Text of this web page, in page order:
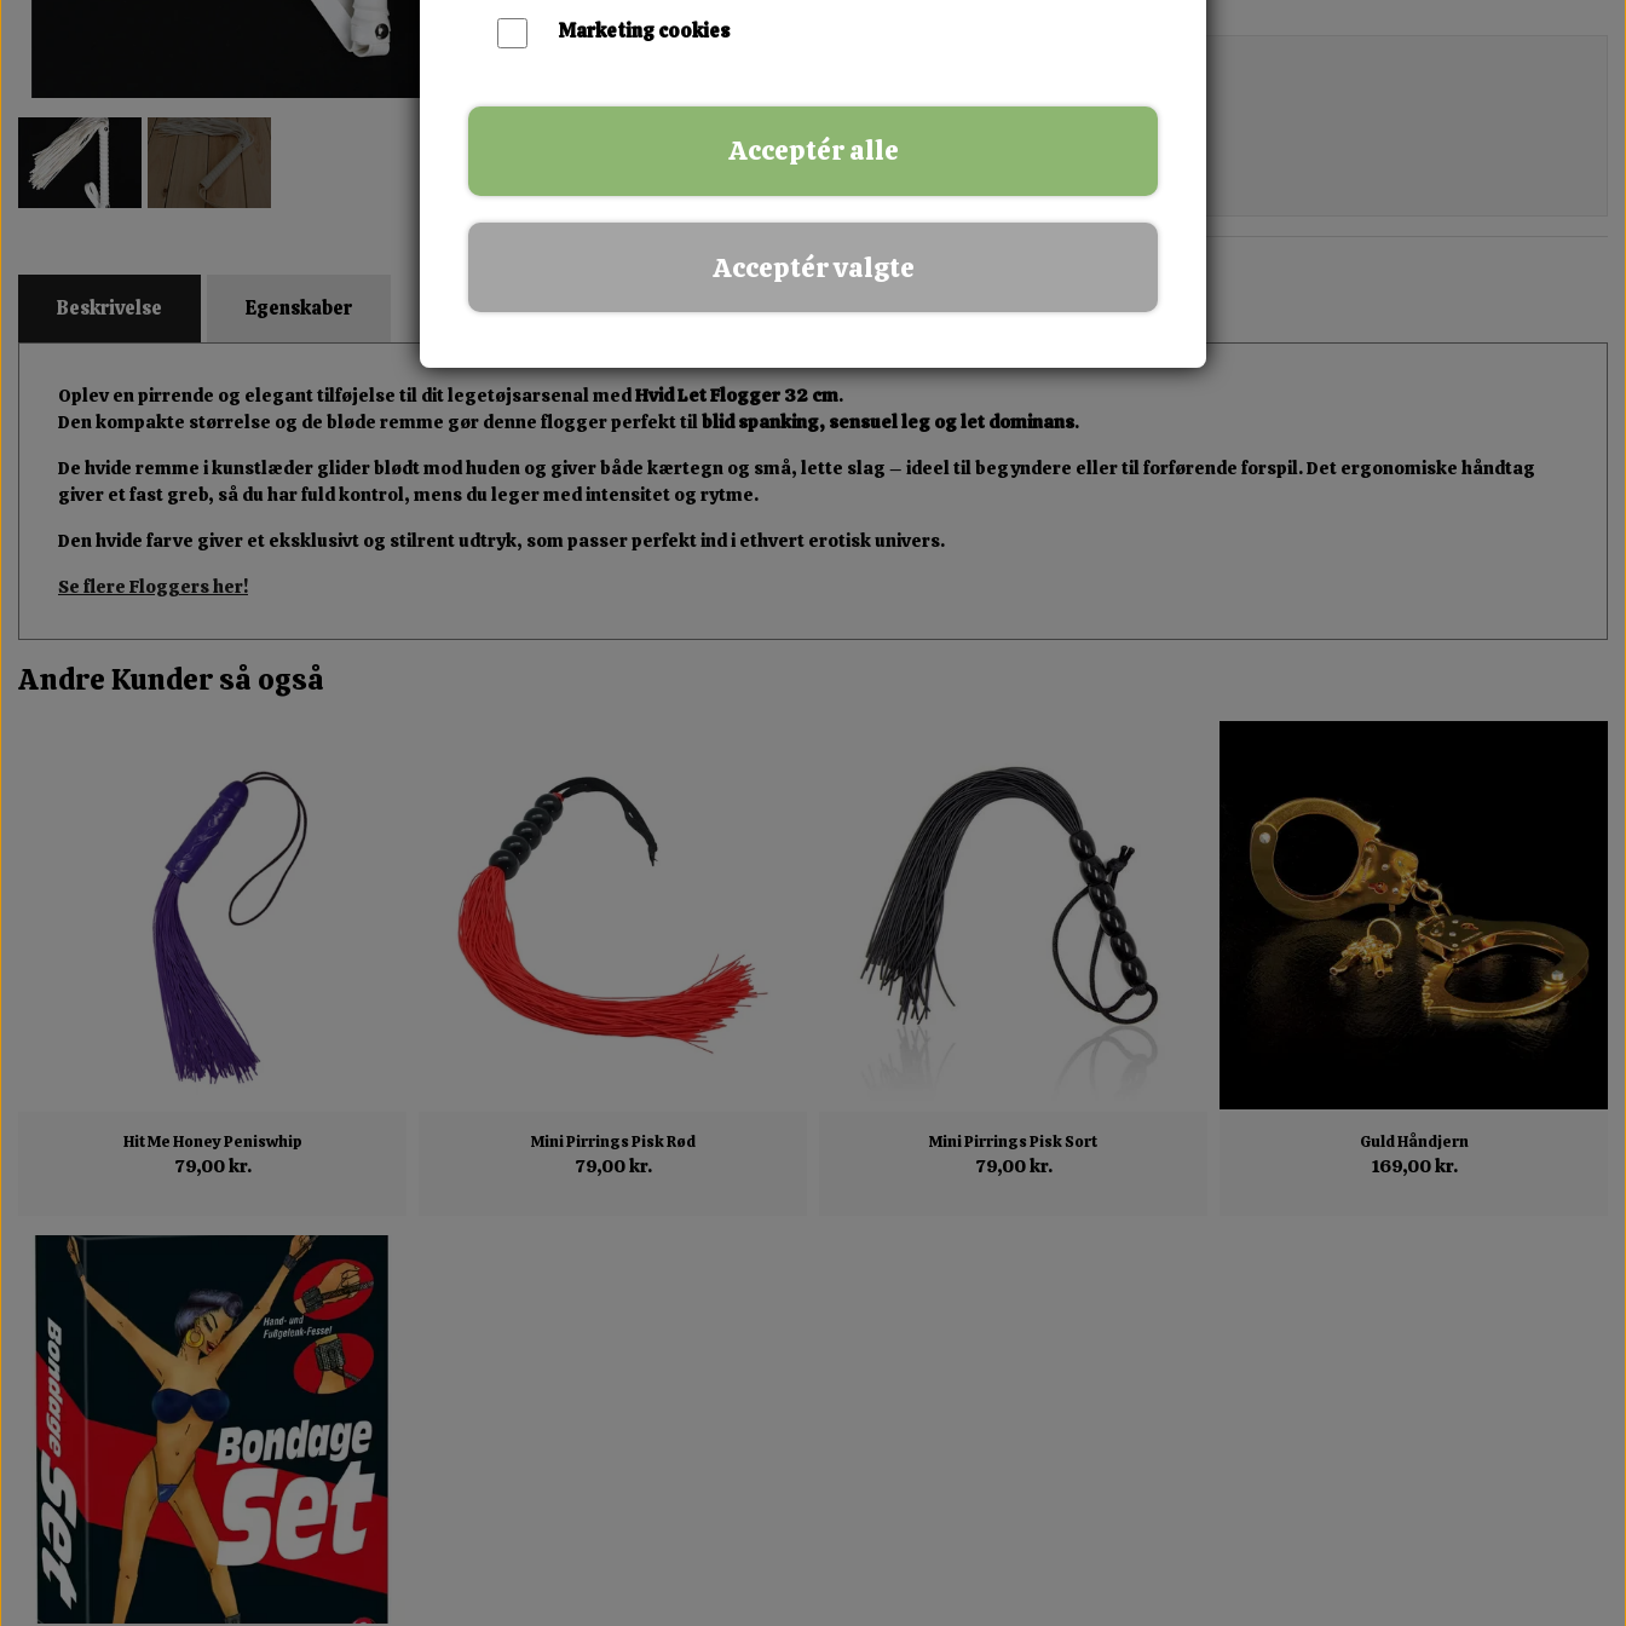
✅ Dansk webshop
✅ Fysisk butik i Esbjerg
Beskrivelse Egenskaber
Oplev en pirrende og elegant tilføjelse til dit legetøjsarsenal medHvid Let Flogger 32 cm.
Den kompakte størrelse og de bløde remme gør denne flogger perfekt tilblid spanking, sensuel leg og let dominans.
De hvide remme i kunstlæder glider blødt mod huden og giver både kærtegn og små, lette slag – ideel til begyndere eller til forførende forspil. Det ergonomiske håndtag
giver et fast greb, så du har fuld kontrol, mens du leger med intensitet og rytme.
Den hvide farve giver et eksklusivt og stilrent udtryk, som passer perfekt ind i ethvert erotisk univers.
Se flere Floggers her!
Andre Kunder så også
Hit Me Honey Peniswhip
79,00 kr.
Mini Pirrings Pisk Rød
79,00 kr.
Mini Pirrings Pisk Sort
79,00 kr.
Guld Håndjern
169,00 kr.
Marketing cookies
Acceptér alle
Acceptér valgte